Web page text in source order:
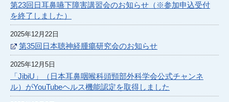
第23回日耳鼻嚥下障害講習会のお知らせ（※参加申込受付
を終了しました）
2025年12月22日
第35回日本聴神経腫瘍研究会のお知らせ
2025年12月5日
「JibiU」（日本耳鼻咽喉科頭頸部外科学会公式チャンネ
ル）がYouTubeヘルス機能認定を取得しました